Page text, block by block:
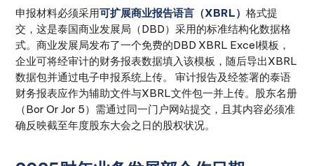
申报材料必须采用可扩展商业报告语言（XBRL）格式提
交，这是泰国商业发展局（DBD）采用的标准结构化数据格
式。商业发展局发布了一个免费的DBD XBRL Excel模板，
企业可将经审计的财务报表数据填入该模板，随后导出XBRL
数据包并通过电子申报系统上传。 审计报告及经签署的泰语
财务报表应作为辅助文件与XBRL文件包一并上传。股东名册
（Bor Or Jor 5）需通过同一门户网站提交，且其内容必须准
确反映截至年度股东大会之日的股权状况。